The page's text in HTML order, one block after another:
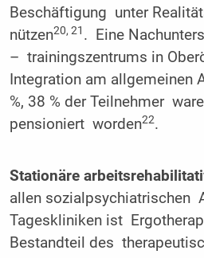
Beschäftigung unter
nützen20, 21 . Eine
– trainingszentrums in
Integration am allgemeinen
%, 38 % der Teilnehmer
pensioniert worden22.
Stationäre
allen sozialpsychiatrischen
Tageskliniken ist
Bestandteil des